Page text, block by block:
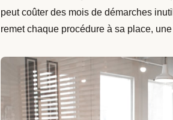
peut coûter des mois de démarches
remet chaque procédure à sa place,